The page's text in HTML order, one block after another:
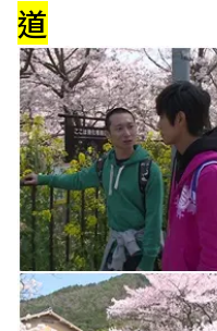
道